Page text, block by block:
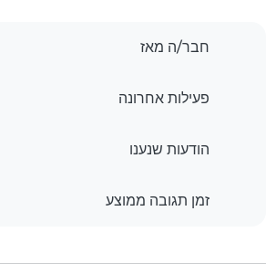
חבר/ה מאז
פעילות אחרונה
הודעות שנענו
זמן תגובה ממוצע